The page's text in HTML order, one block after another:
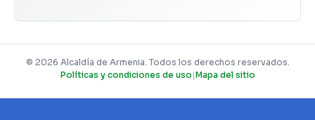
© 2026 Alcaldía de Armenia. Todos los derechos reservados.
Políticas y condiciones de uso |Mapa del sitio